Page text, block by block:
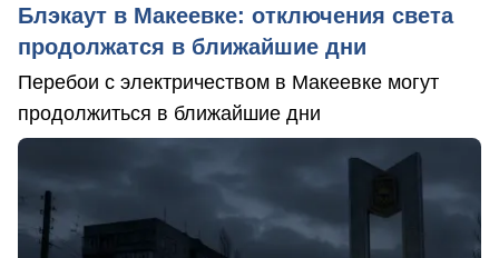
Блэкаут в Макеевке: отключения света
продолжатся в ближайшие дни
Перебои с электричеством в Макеевке могут
продолжиться в ближайшие дни